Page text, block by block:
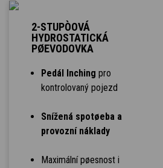
2-STUPÒOVÁ
HYDROSTATICKÁ
PØEVODOVKA
Pedál Inching pro
kontrolovaný pojezd
Snížená spotøeba a
provozní náklady
Maximální pøesnost i